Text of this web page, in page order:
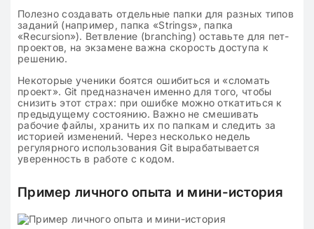
Полезно создавать отдельные папки для разных типов
заданий (например, папка «Strings», папка
«Recursion»). Ветвление (branching) оставьте для пет-
проектов, на экзамене важна скорость доступа к
решению.
Некоторые ученики боятся ошибиться и «сломать
проект». Git предназначен именно для того, чтобы
снизить этот страх: при ошибке можно откатиться к
предыдущему состоянию. Важно не смешивать
рабочие файлы, хранить их по папкам и следить за
историей изменений. Через несколько недель
регулярного использования Git вырабатывается
уверенность в работе с кодом.
Пример личного опыта и мини-история